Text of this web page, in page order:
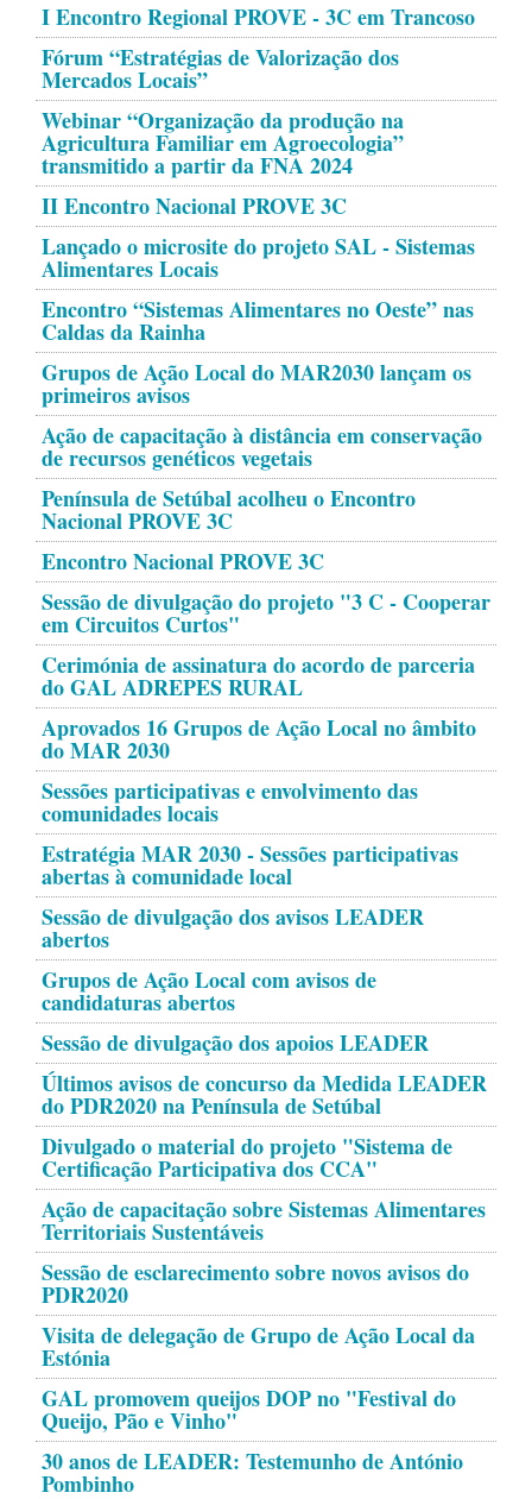
I Encontro Regional PROVE - 3C em Trancoso
Fórum “Estratégias de Valorização dos
Mercados Locais”
Webinar “Organização da produção na
Agricultura Familiar em Agroecologia”
transmitido a partir da FNA 2024
II Encontro Nacional PROVE 3C
Lançado o microsite do projeto SAL - Sistemas
Alimentares Locais
Encontro “Sistemas Alimentares no Oeste” nas
Caldas da Rainha
Grupos de Ação Local do MAR2030 lançam os
primeiros avisos
Ação de capacitação à distância em conservação
de recursos genéticos vegetais
Península de Setúbal acolheu o Encontro
Nacional PROVE 3C
Encontro Nacional PROVE 3C
Sessão de divulgação do projeto "3 C - Cooperar
em Circuitos Curtos"
Cerimónia de assinatura do acordo de parceria
do GAL ADREPES RURAL
Aprovados 16 Grupos de Ação Local no âmbito
do MAR 2030
Sessões participativas e envolvimento das
comunidades locais
Estratégia MAR 2030 - Sessões participativas
abertas à comunidade local
Sessão de divulgação dos avisos LEADER
abertos
Grupos de Ação Local com avisos de
candidaturas abertos
Sessão de divulgação dos apoios LEADER
Últimos avisos de concurso da Medida LEADER
do PDR2020 na Península de Setúbal
Divulgado o material do projeto "Sistema de
Certificação Participativa dos CCA"
Ação de capacitação sobre Sistemas Alimentares
Territoriais Sustentáveis
Sessão de esclarecimento sobre novos avisos do
PDR2020
Visita de delegação de Grupo de Ação Local da
Estónia
GAL promovem queijos DOP no "Festival do
Queijo, Pão e Vinho"
30 anos de LEADER: Testemunho de António
Pombinho